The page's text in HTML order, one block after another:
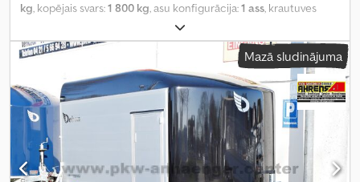
kg, kopējais svars:1 800 kg, asu konfigurācija:1 ass, krautuves
, iekraušanas vietas platums:
izmērs:195/50R13C, piekabes bremze:bremzēta piekabe,
Mazā sludinājuma